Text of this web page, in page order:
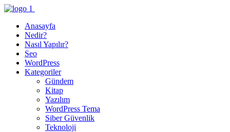
Anasayfa
Nedir?
Nasıl Yapılır?
Seo
WordPress
Kategoriler
Gündem
Kitap
Yazılım
WordPress Tema
Siber Güvenlik
Teknoloji